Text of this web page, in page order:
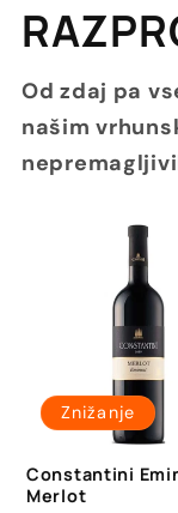
Od zdaj pa
našim
Znižanje
Constantini
Merlot